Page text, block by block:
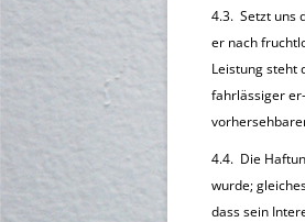
4.3. Setzt uns
er nach
Leistung steht
fahrlässiger
4.4. Die
wurde;
dass sein